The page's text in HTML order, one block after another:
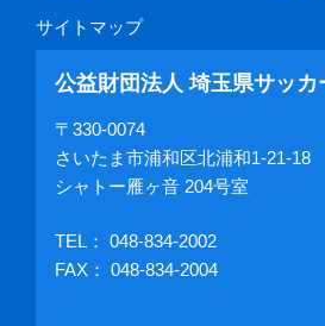
サイトマップ
公益財団法人 埼玉県サッカ
〒330-0074
さいたま市浦和区北浦和1-21-18
シャトー雁ヶ音 204号室
TEL： 048-834-2002
FAX： 048-834-2004